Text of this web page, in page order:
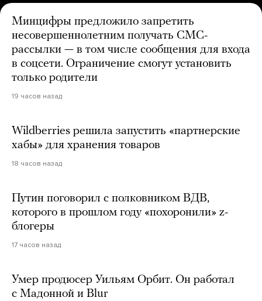
Минцифры предложило запретить
несовершеннолетним получать СМС-
рассылки — в том числе сообщения для входа
в соцсети. Ограничение смогут установить
только родители
19 часов назад
Wildberries решила запустить «партнерские
хабы» для хранения товаров
18 часов назад
Путин поговорил с полковником ВДВ,
которого в прошлом году «похоронили» z-
блогеры
17 часов назад
Умер продюсер Уильям Орбит. Он работал
с Мадонной и Blur